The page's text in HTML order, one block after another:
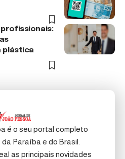
plástica
é o seu portal completo
Paraíba e do Brasil.
as principais novidades